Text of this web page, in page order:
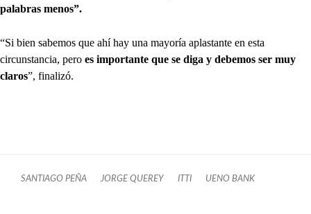
palabras menos”.
“Si bien sabemos que ahí hay una mayoría aplastante en esta
circunstancia, pero es importante que se diga y debemos ser muy
claros”, finalizó.
SANTIAGO PEÑA JORGE QUEREY ITTI UENO BANK